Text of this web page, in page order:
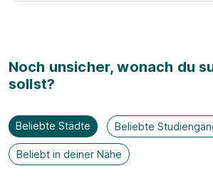
Noch unsicher, wonach du
sollst?
Beliebte Städte Beliebte
Beliebt in deiner Nähe